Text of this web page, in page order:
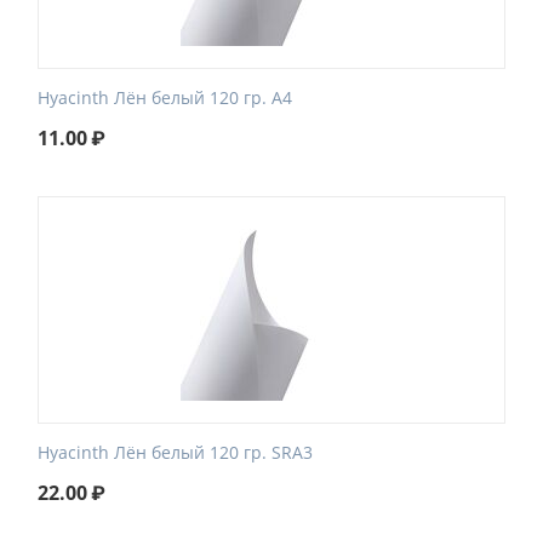
Hyacinth Лён белый 120 гр. A4
11.00₽
Hyacinth Лён белый 120 гр. SRA3
22.00₽